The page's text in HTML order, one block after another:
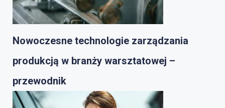
Nowoczesne technologie zarządzania
produkcją w branży warsztatowej –
przewodnik